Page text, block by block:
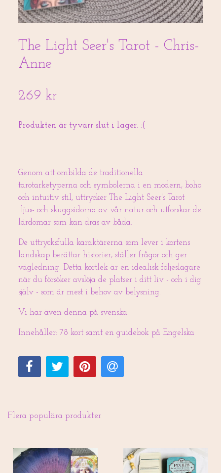
The Light Seer's Tarot - Chris-
Anne
269 kr
Produkten är tyvärr slut i lager. :(
Genom att ombilda de traditionella
tarotarketyperna och symbolerna i en modern, boho
och intuitiv stil, uttrycker The Light Seer's Tarot
ljus- och skuggsidorna av vår natur och utforskar de
lärdomar som kan dras av båda.
De uttrycksfulla karaktärerna som lever i kortens
landskap berättar historier, ställer frågor och ger
vägledning. Detta kortlek är en idealisk följeslagare
när du försöker avslöja de platser i ditt liv - och i dig
själv - som är mest i behov av belysning.
Vi har även denna på svenska.
Innehåller: 78 kort samt en guidebok på Engelska
Flera populära produkter